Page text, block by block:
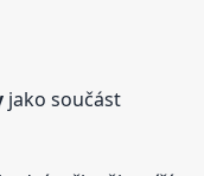
jako součást